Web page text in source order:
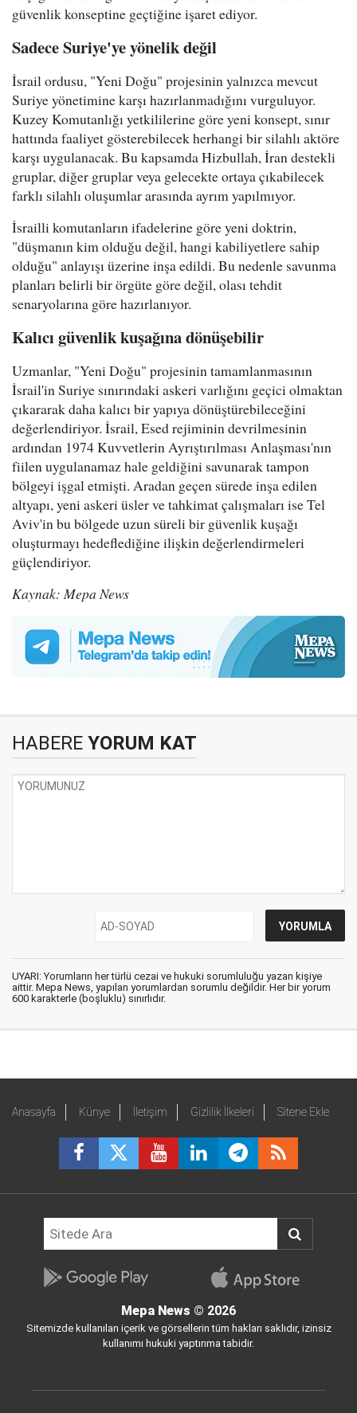
güvenlik konseptine geçtiğine işaret ediyor.
Sadece Suriye'ye yönelik değil
İsrail ordusu, "Yeni Doğu" projesinin yalnızca mevcut
Suriye yönetimine karşı hazırlanmadığını vurguluyor.
Kuzey Komutanlığı yetkililerine göre yeni konsept, sınır
hattında faaliyet gösterebilecek herhangi bir silahlı aktöre
karşı uygulanacak. Bu kapsamda Hizbullah, İran destekli
gruplar, diğer gruplar veya gelecekte ortaya çıkabilecek
farklı silahlı oluşumlar arasında ayrım yapılmıyor.
İsrailli komutanların ifadelerine göre yeni doktrin,
"düşmanın kim olduğu değil, hangi kabiliyetlere sahip
olduğu" anlayışı üzerine inşa edildi. Bu nedenle savunma
planları belirli bir örgüte göre değil, olası tehdit
senaryolarına göre hazırlanıyor.
Kalıcı güvenlik kuşağına dönüşebilir
Uzmanlar, "Yeni Doğu" projesinin tamamlanmasının
İsrail'in Suriye sınırındaki askeri varlığını geçici olmaktan
çıkararak daha kalıcı bir yapıya dönüştürebileceğini
değerlendiriyor. İsrail, Esed rejiminin devrilmesinin
ardından 1974 Kuvvetlerin Ayrıştırılması Anlaşması'nın
fiilen uygulanamaz hale geldiğini savunarak tampon
bölgeyi işgal etmişti. Aradan geçen sürede inşa edilen
altyapı, yeni askeri üsler ve tahkimat çalışmaları ise Tel
Aviv'in bu bölgede uzun süreli bir güvenlik kuşağı
oluşturmayı hedeflediğine ilişkin değerlendirmeleri
güçlendiriyor.
Kaynak: Mepa News
HABERE YORUM KAT
UYARI: Yorumların her türlü cezai ve hukuki sorumluluğu yazan kişiye
aittir. Mepa News, yapılan yorumlardan sorumlu değildir. Her bir yorum
600 karakterle (boşluklu) sınırlıdır.
Anasayfa Künye İletişim Gizlilik İlkeleri Sitene Ekle
Mepa News © 2026
Sitemizde kullanılan içerik ve görsellerin tüm hakları saklıdır, izinsiz
kullanımı hukuki yaptırıma tabidir.